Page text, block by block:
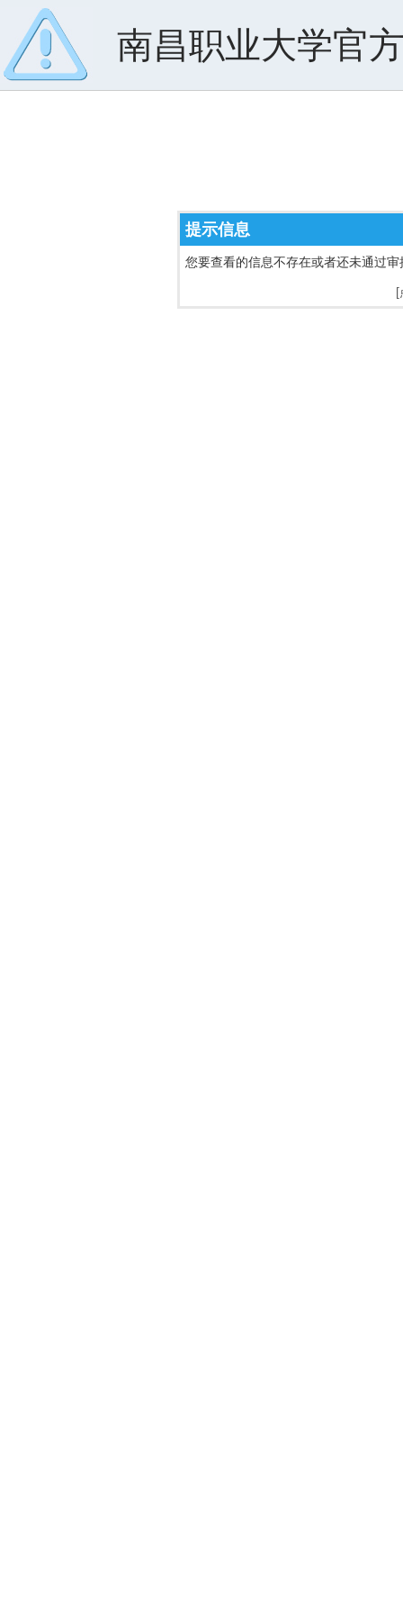
南昌职业大学官
提示信息
您要查看的信息不存在或者还未通过审
[